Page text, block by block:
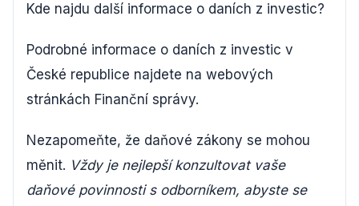
Kde najdu další informace o daních z investic?
Podrobné informace o daních z investic v
České republice najdete na webových
stránkách Finanční správy.
Nezapomeňte, že daňové zákony se mohou
měnit. Vždy je nejlepší konzultovat vaše
daňové povinnosti s odborníkem, abyste se